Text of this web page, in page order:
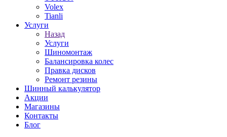
Volex
Tianli
Услуги
Назад
Услуги
Шиномонтаж
Балансировка колес
Правка дисков
Ремонт резины
Шинный калькулятор
Акции
Магазины
Контакты
Блог